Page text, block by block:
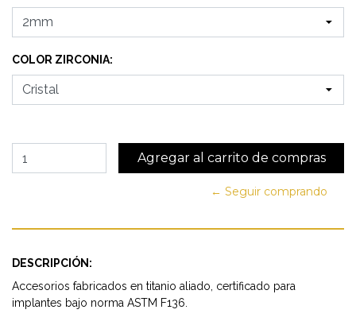
COLOR ZIRCONIA:
← Seguir comprando
DESCRIPCIÓN:
Accesorios fabricados en titanio aliado, certificado para
implantes bajo norma ASTM F136.